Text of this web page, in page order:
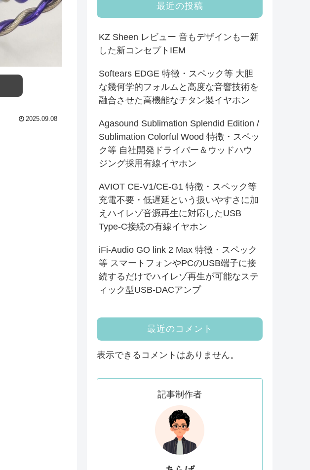
2025.09.08
最近の投稿
KZ Sheen レビュー 音もデザインも一新
した新コンセプトIEM
Softears EDGE 特徴・スペック等 大胆
な幾何学的フォルムと高度な音響技術を
融合させた高機能なチタン製イヤホン
Agasound Sublimation Splendid Edition /
Sublimation Colorful Wood 特徴・スペッ
ク等 自社開発ドライバー＆ウッドハウ
ジング採用有線イヤホン
AVIOT CE-V1/CE-G1 特徴・スペック等
充電不要・低遅延という扱いやすさに加
えハイレゾ音源再生に対応したUSB
Type-C接続の有線イヤホン
iFi-Audio GO link 2 Max 特徴・スペック
等 スマートフォンやPCのUSB端子に接
続するだけでハイレゾ再生が可能なステ
ィック型USB-DACアンプ
最近のコメント
表示できるコメントはありません。
記事制作者